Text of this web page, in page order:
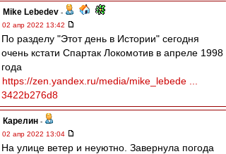
Mike Lebedev -
02 апр 2022 13:42
По разделу "Этот день в Истории" сегодня
очень кстати Спартак Локомотив в апреле 1998
года
https://zen.yandex.ru/media/mike_lebede ...
3422b276d8
Карелин -
02 апр 2022 13:04
На улице ветер и неуютно. Завернула погода